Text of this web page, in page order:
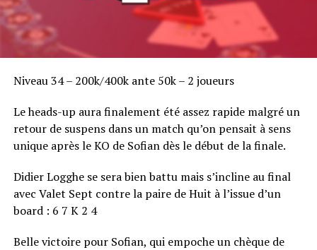
Niveau 34 – 200k/400k ante 50k – 2 joueurs
Le heads-up aura finalement été assez rapide malgré un
retour de suspens dans un match qu’on pensait à sens
unique après le KO de Sofian dès le début de la finale.
Didier Logghe se sera bien battu mais s’incline au final
avec Valet Sept contre la paire de Huit à l’issue d’un
board : 6 7 K 2 4
Belle victoire pour Sofian, qui empoche un chèque de